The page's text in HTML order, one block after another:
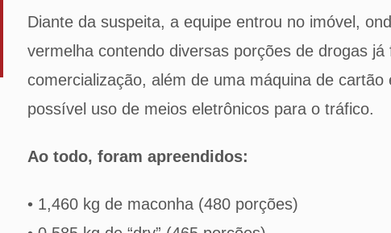
Diante da suspeita, a equipe entrou no imóvel,
vermelha contendo diversas porções de drogas já
comercialização, além de uma máquina de
possível uso de meios eletrônicos para o tráfico.
Ao todo, foram apreendidos:
• 1,460 kg de maconha (480 porções)